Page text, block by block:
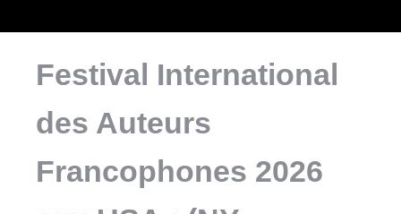
Festival International
des Auteurs
Francophones 2026